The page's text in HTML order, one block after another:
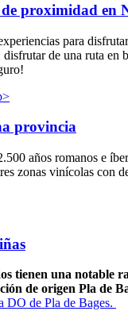
proximidad en
para
disfrutar de una ruta
provincia
años romanos e
zonas vinícolas con
tienen una notable
de origen Pla de
DO de Pla de Bages.